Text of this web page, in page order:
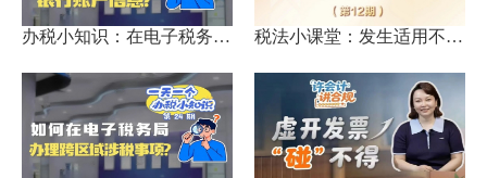
办税小知识：在电子税务局开... 税法小课堂：发生适用不同税...